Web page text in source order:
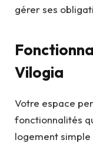
gérer ses
Vilogia
Votre espace
fonctionnalités
logement